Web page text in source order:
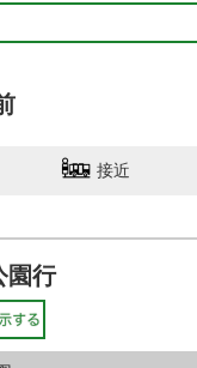
接近
園行